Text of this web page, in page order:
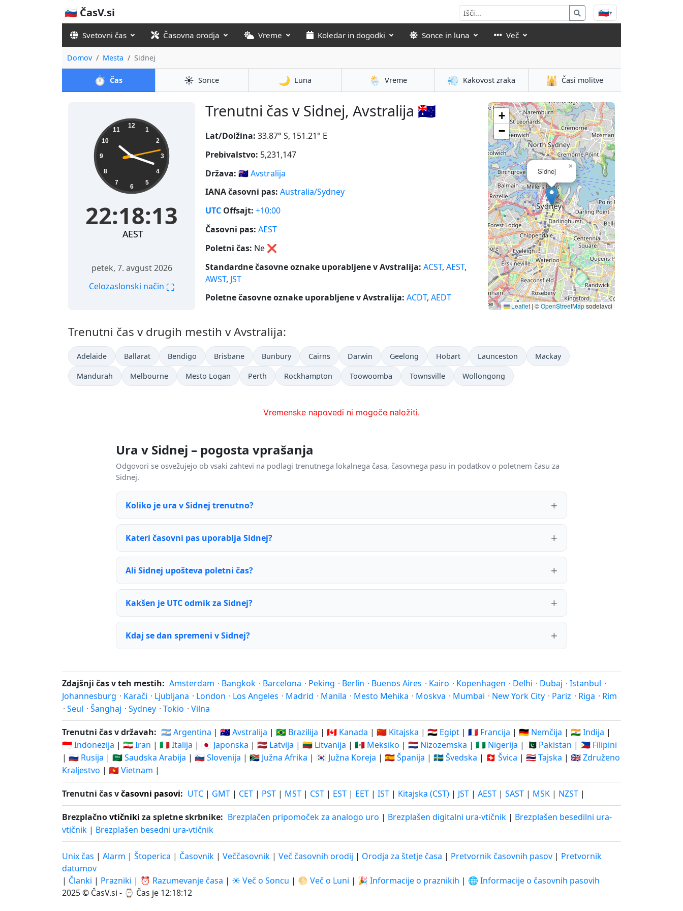
🇸🇮 ČasV.si 🇸🇮▾
Svetovni čas Časovna orodja Vreme Koledar in dogodki Sonce in luna Več
Domov Mesta Sidnej
⏱️ Čas ☀️ Sonce 🌙 Luna 🌦️ Vreme 💨 Kakovost zraka 🕌 Časi molitve
Trenutni čas v Sidnej, Avstralija 🇦🇺
22:18:13 12
1
2
3
4
5
6
7
8
9
10
11
22:18:13
AEST
petek, 7. avgust 2026
Celozaslonski način ⛶
Lat/Dolžina: 33.87° S, 151.21° E
Prebivalstvo: 5,231,147
Država: 🇦🇺Avstralija
IANA časovni pas: Australia/Sydney
UTC Offsajt: +10:00
Časovni pas: AEST
Poletni čas: Ne ❌
Standardne časovne oznake uporabljene v Avstralija: ACST, AEST,
AWST, JST
Poletne časovne oznake uporabljene v Avstralija: ACDT, AEDT
Sidnej
×
+
−
Leaflet | ©OpenStreetMapsodelavci
Trenutni čas v drugih mestih v Avstralija:
Adelaide Ballarat Bendigo Brisbane Bunbury Cairns Darwin Geelong Hobart Launceston Mackay
Mandurah Melbourne Mesto Logan Perth Rockhampton Toowoomba Townsville Wollongong
Vremenske napovedi ni mogoče naložiti.
Ura v Sidnej – pogosta vprašanja
Odgovori se osvežujejo ob vsaki zahtevi na podlagi trenutnega lokalnega časa, časovnega pasu in podatkov o poletnem času za
Sidnej.
Koliko je ura v Sidnej trenutno?
Kateri časovni pas uporablja Sidnej?
Ali Sidnej upošteva poletni čas?
Kakšen je UTC odmik za Sidnej?
Kdaj se dan spremeni v Sidnej?
Zdajšnji čas v teh mestih: Amsterdam · Bangkok · Barcelona · Peking · Berlin · Buenos Aires · Kairo · Kopenhagen · Delhi · Dubaj · Istanbul ·
Johannesburg · Karači · Ljubljana · London · Los Angeles · Madrid · Manila · Mesto Mehika · Moskva · Mumbai · New York City · Pariz · Riga · Rim
· Seul · Šanghaj · Sydney · Tokio · Vilna
Trenutni čas v državah: 🇦🇷 Argentina | 🇦🇺 Avstralija | 🇧🇷 Brazilija | 🇨🇦 Kanada | 🇨🇳 Kitajska | 🇪🇬 Egipt | 🇫🇷 Francija | 🇩🇪 Nemčija | 🇮🇳 Indija |
🇮🇩 Indonezija | 🇮🇷 Iran | 🇮🇹 Italija | 🇯🇵 Japonska | 🇱🇻 Latvija | 🇱🇹 Litvanija | 🇲🇽 Meksiko | 🇳🇱 Nizozemska | 🇳🇬 Nigerija | 🇵🇰 Pakistan | 🇵🇭 Filipini
| 🇷🇺 Rusija | 🇸🇦 Saudska Arabija | 🇸🇮 Slovenija | 🇿🇦 Južna Afrika | 🇰🇷 Južna Koreja | 🇪🇸 Španija | 🇸🇪 Švedska | 🇨🇭 Švica | 🇹🇭 Tajska | 🇬🇧 Združeno
Kraljestvo | 🇻🇳 Vietnam |
Trenutni čas včasovni pasovi: UTC | GMT | CET | PST | MST | CST | EST | EET | IST | Kitajska (CST) | JST | AEST | SAST | MSK | NZST |
Brezplačnovtičniki za spletne skrbnike: Brezplačen pripomoček za analogo uro | Brezplašen digitalni ura-vtičnik | Brezplašen besedilni ura-
vtičnik | Brezplašen besedni ura-vtičnik
Unix čas | Alarm | Štoperica | Časovnik | Veččasovnik | Več časovnih orodij | Orodja za štetje časa | Pretvornik časovnih pasov | Pretvornik
datumov
| Članki | Prazniki | ⏰ Razumevanje časa | ☀️ Več o Soncu | 🌕 Več o Luni | 🎉 Informacije o praznikih | 🌐 Informacije o časovnih pasovih
2025 © ČasV.si - ⌚ Čas je 12:18:12